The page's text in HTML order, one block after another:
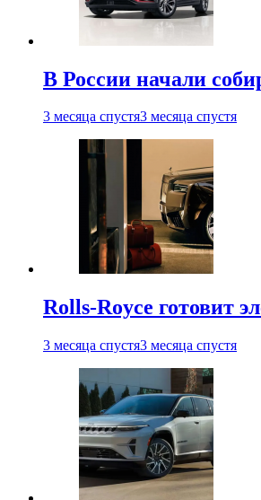
В России начали
3 месяца спустя3 месяца спустя
Rolls-Royce готовит
3 месяца спустя3 месяца спустя